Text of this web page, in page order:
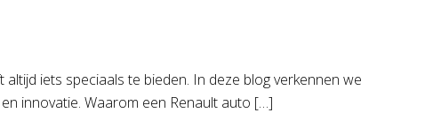
iets speciaals te bieden. In deze blog verkennen we
innovatie. Waarom een Renault auto […]